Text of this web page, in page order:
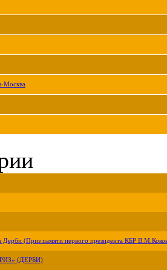
Москва
Дерби (Приз памяти первого президента КБР
(ДЕРБИ)